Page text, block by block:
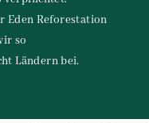
Eden Reforestation
so
Ländern bei.